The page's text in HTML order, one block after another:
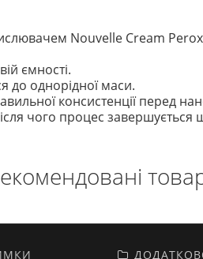
Nouvelle Cream
ємності.
до однорідної маси.
консистенції перед
чого процес